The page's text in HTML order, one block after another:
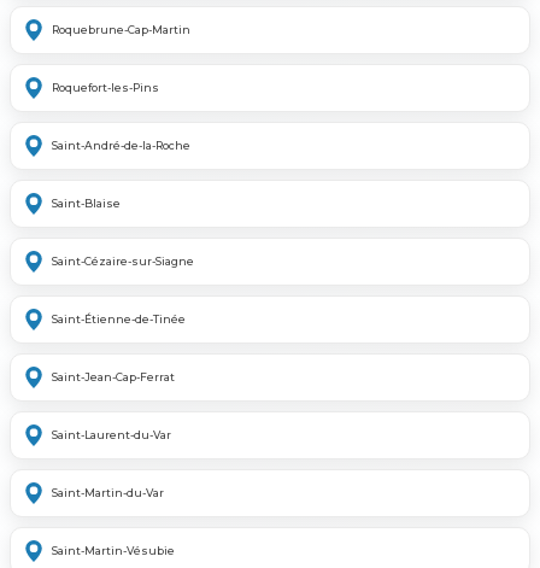
Roquebrune-Cap-Martin
Roquefort-les-Pins
Saint-André-de-la-Roche
Saint-Blaise
Saint-Cézaire-sur-Siagne
Saint-Étienne-de-Tinée
Saint-Jean-Cap-Ferrat
Saint-Laurent-du-Var
Saint-Martin-du-Var
Saint-Martin-Vésubie